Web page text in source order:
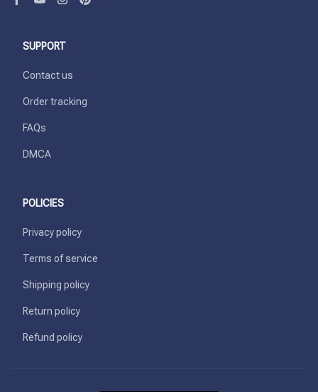
SUPPORT
Contact us
Order tracking
FAQs
DMCA
POLICIES
Privacy policy
Terms of service
Shipping policy
Return policy
Refund policy